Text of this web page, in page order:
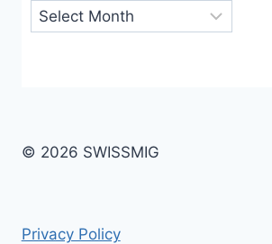
Archives
© 2026 SWISSMIG
Privacy Policy